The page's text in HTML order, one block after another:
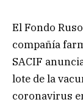
El Fondo
compañía
SACIF
lote de la
coronavirus